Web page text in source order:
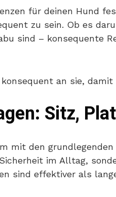
für deinen Hund
zu sein. Ob es
sind – konsequente
an sie,
Sitz,
mit den grundlegenden
im Alltag,
sind effektiver als